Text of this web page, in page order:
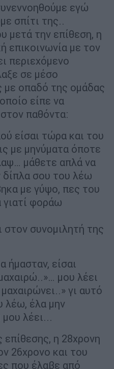
εγώ
σπίτι της..
μετά την επίθεση, η
επικοινωνία με τον
περιεχόμενο
σε μέσο
με οπαδό της ομάδας
είπε να
παθόντα:
είσαι τώρα και του
με μηνύματα όποτε
μάθετε απλά να
σου του λέω
με γύψο, πες του
γιατί φοράω
στον συνομιλητή της
ήμασταν, είσαι
μου λέει
γι αυτό
λέω, έλα μην
λέει...
η 28χρονη
26χρονο και του
που έλαβε από